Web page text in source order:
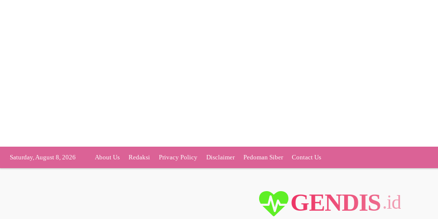
Saturday, August 8, 2026 About Us Redaksi Privacy Policy Disclaimer Pedoman Siber Contact Us
GENDIS.id